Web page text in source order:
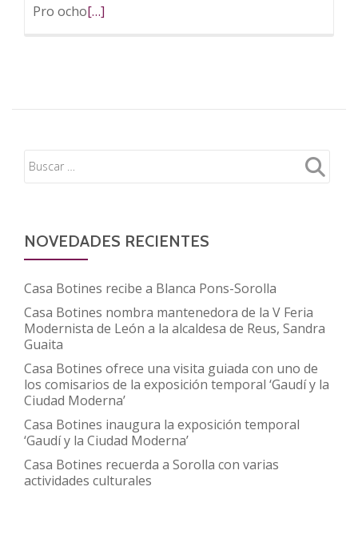
Pro ochoLeer
el
de
de
Zamora
cesión
varias
obras
[…]
NOVEDADES RECIENTES
Casa Botines recibe a Blanca Pons-Sorolla
Casa Botines nombra mantenedora de la V Feria
Modernista de León a la alcaldesa de Reus, Sandra
Guaita
Casa Botines ofrece una visita guiada con uno de
los comisarios de la exposición temporal ‘Gaudí y la
Ciudad Moderna’
Casa Botines inaugura la exposición temporal
‘Gaudí y la Ciudad Moderna’
Casa Botines recuerda a Sorolla con varias
actividades culturales